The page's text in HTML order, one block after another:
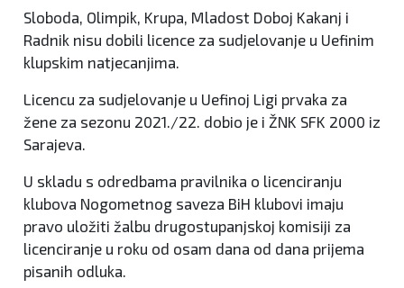
Sloboda, Olimpik, Krupa, Mladost Doboj Kakanj i
Radnik nisu dobili licence za sudjelovanje u Uefinim
klupskim natjecanjima.
Licencu za sudjelovanje u Uefinoj Ligi prvaka za
žene za sezonu 2021./22. dobio je i ŽNK SFK 2000 iz
Sarajeva.
U skladu s odredbama pravilnika o licenciranju
klubova Nogometnog saveza BiH klubovi imaju
pravo uložiti žalbu drugostupanjskoj komisiji za
licenciranje u roku od osam dana od dana prijema
pisanih odluka.